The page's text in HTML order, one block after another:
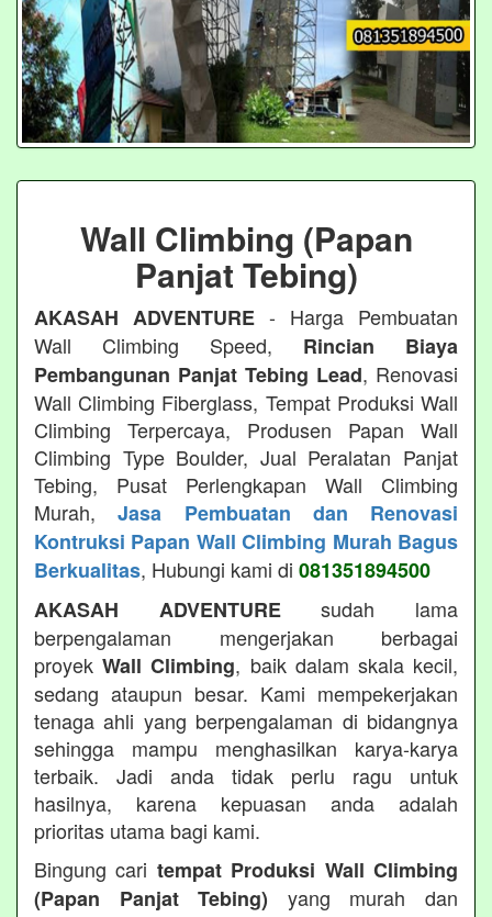
Wall Climbing (Papan
Panjat Tebing)
AKASAH ADVENTURE - Harga Pembuatan
Wall Climbing Speed, Rincian Biaya
Pembangunan Panjat Tebing Lead, Renovasi
Wall Climbing Fiberglass, Tempat Produksi Wall
Climbing Terpercaya, Produsen Papan Wall
Climbing Type Boulder, Jual Peralatan Panjat
Tebing, Pusat Perlengkapan Wall Climbing
Murah,Jasa Pembuatan dan Renovasi
Kontruksi Papan Wall Climbing Murah Bagus
Berkualitas, Hubungi kami di 081351894500
AKASAH ADVENTUREsudah lama
berpengalaman mengerjakan berbagai
proyekWall Climbing, baik dalam skala kecil,
sedang ataupun besar. Kami mempekerjakan
tenaga ahli yang berpengalaman di bidangnya
sehingga mampu menghasilkan karya-karya
terbaik. Jadi anda tidak perlu ragu untuk
hasilnya, karena kepuasan anda adalah
prioritas utama bagi kami.
Bingung cari tempat Produksi Wall Climbing
(Papan Panjat Tebing) yang murah dan